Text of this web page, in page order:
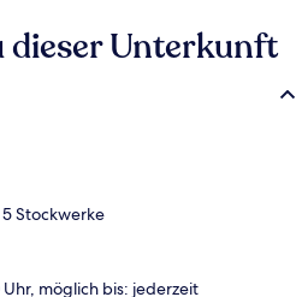
dieser Unterkunft
Stockwerke
möglich bis: jederzeit